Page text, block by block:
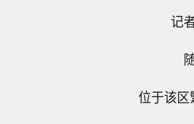
记
位于该